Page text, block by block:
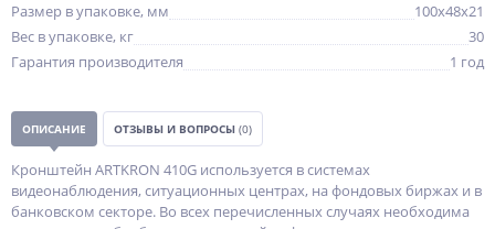
Размер в упаковке, мм
100x48x21
Вес в упаковке, кг
30
Гарантия производителя
1 год
ОПИСАНИЕ ОТЗЫВЫ И ВОПРОСЫ (0)
Кронштейн ARTKRON 410G используется в системах
видеонаблюдения, ситуационных центрах, на фондовых биржах и в
банковском секторе. Во всех перечисленных случаях необходима